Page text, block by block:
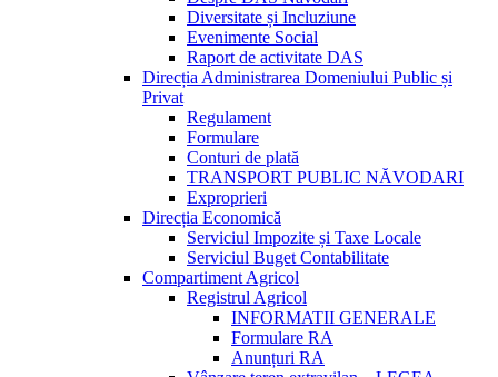
Diversitate și Incluziune
Evenimente Social
Raport de activitate DAS
Direcția Administrarea Domeniului Public și
Privat
Regulament
Formulare
Conturi de plată
TRANSPORT PUBLIC NĂVODARI
Exproprieri
Direcția Economică
Serviciul Impozite și Taxe Locale
Serviciul Buget Contabilitate
Compartiment Agricol
Registrul Agricol
INFORMATII GENERALE
Formulare RA
Anunțuri RA